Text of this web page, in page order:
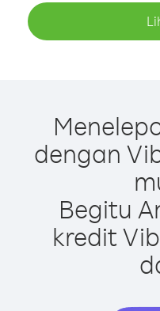
dengan
Begitu
kredit